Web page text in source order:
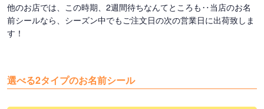
他のお店では、この時期、2週間待ちなんてところも‥当店のお名
前シールなら、シーズン中でもご注文日の次の営業日に出荷致しま
す！
選べる2タイプのお名前シール